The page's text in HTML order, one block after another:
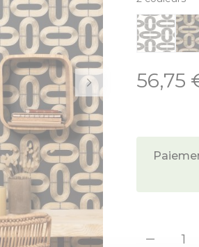
À partir de:
56,75